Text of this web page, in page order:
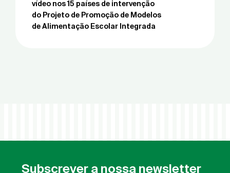
vídeo nos 15 países de intervenção
do Projeto de Promoção de Modelos
de Alimentação Escolar Integrada
Subscrever a nossa newsletter